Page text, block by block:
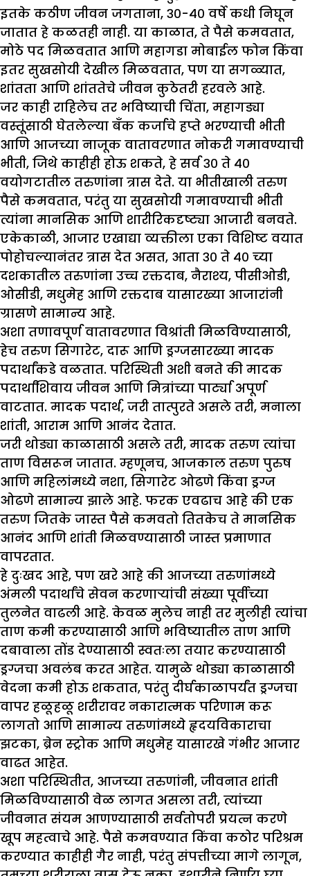
इतके कठीण जीवन जगताना, ३०-४० वर्षे कधी निघून
जातात हे कळतही नाही. या काळात, ते पैसे कमवतात,
मोठे पद मिळवतात आणि महागडा मोबाईल फोन किंवा
इतर सुखसोयी देखील मिळवतात, पण या सगळ्यात,
शांतता आणि शांततेचे जीवन कुठेतरी हरवले आहे.
जर काही राहिलेच तर भविष्याची चिंता, महागड्या
वस्तूंसाठी घेतलेल्या बँक कर्जाचे हप्ते भरण्याची भीती
आणि आजच्या नाजूक वातावरणात नोकरी गमावण्याची
भीती, जिथे काहीही होऊ शकते, हे सर्व ३० ते ४०
वयोगटातील तरुणांना त्रास देते. या भीतीखाली तरुण
पैसे कमवतात, परंतु या सुखसोयी गमावण्याची भीती
त्यांना मानसिक आणि शारीरिकदृष्ट्या आजारी बनवते.
एकेकाळी, आजार एखाद्या व्यक्तीला एका विशिष्ट वयात
पोहोचल्यानंतर त्रास देत असत, आता ३० ते ४० च्या
दशकातील तरुणांना उच्च रक्तदाब, नैराश्य, पीसीओडी,
ओसीडी, मधुमेह आणि रक्तदाब यासारख्या आजारांनी
ग्रासणे सामान्य आहे.
अशा तणावपूर्ण वातावरणात विश्रांती मिळविण्यासाठी,
हेच तरुण सिगारेट, दारू आणि ड्रग्जसारख्या मादक
पदार्थांकडे वळतात. परिस्थिती अशी बनते की मादक
पदार्थांशिवाय जीवन आणि मित्रांच्या पार्ट्या अपूर्ण
वाटतात. मादक पदार्थ, जरी तात्पुरते असले तरी, मनाला
शांती, आराम आणि आनंद देतात.
जरी थोड्या काळासाठी असले तरी, मादक तरुण त्यांचा
ताण विसरून जातात. म्हणूनच, आजकाल तरुण पुरुष
आणि महिलांमध्ये नशा, सिगारेट ओढणे किंवा ड्रग्ज
ओढणे सामान्य झाले आहे. फरक एवढाच आहे की एक
तरुण जितके जास्त पैसे कमवतो तितकेच ते मानसिक
आनंद आणि शांती मिळवण्यासाठी जास्त प्रमाणात
वापरतात.
हे दुःखद आहे, पण खरे आहे की आजच्या तरुणांमध्ये
अंमली पदार्थांचे सेवन करणाऱ्यांची संख्या पूर्वीच्या
तुलनेत वाढली आहे. केवळ मुलेच नाही तर मुलीही त्यांचा
ताण कमी करण्यासाठी आणि भविष्यातील ताण आणि
दबावाला तोंड देण्यासाठी स्वतःला तयार करण्यासाठी
ड्रग्जचा अवलंब करत आहेत. यामुळे थोड्या काळासाठी
वेदना कमी होऊ शकतात, परंतु दीर्घकाळापर्यंत ड्रग्जचा
वापर हळूहळू शरीरावर नकारात्मक परिणाम करू
लागतो आणि सामान्य तरुणांमध्ये हृदयविकाराचा
झटका, ब्रेन स्ट्रोक आणि मधुमेह यासारखे गंभीर आजार
वाढत आहेत.
अशा परिस्थितीत, आजच्या तरुणांनी, जीवनात शांती
मिळविण्यासाठी वेळ लागत असला तरी, त्यांच्या
जीवनात संयम आणण्यासाठी सर्वतोपरी प्रयत्न करणे
खूप महत्वाचे आहे. पैसे कमवण्यात किंवा कठोर परिश्रम
करण्यात काहीही गैर नाही, परंतु संपत्तीच्या मागे लागून,